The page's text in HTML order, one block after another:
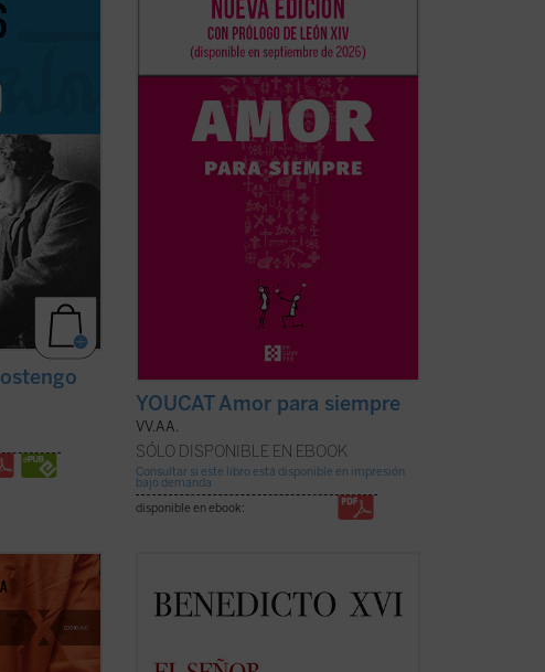
la
del
diferencia
libro acompaña a la pareja antes,
durante y después de la preparación
matrimonial, ayudándola a reflexionar, ...
YOUCAT Amor para siempre
VV.AA.
SÓLO DISPONIBLE EN EBOOK
Consultar si este libro está disponible en impresión
bajo demanda
disponible en ebook:
humano
que
Mientras el
la libertad de espíritu de Joseph
Dios, las referencias a los Padres de la